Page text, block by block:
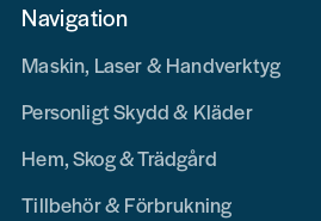
Navigation
Maskin, Laser & Handverktyg
Personligt Skydd & Kläder
Hem, Skog & Trädgård
Tillbehör & Förbrukning